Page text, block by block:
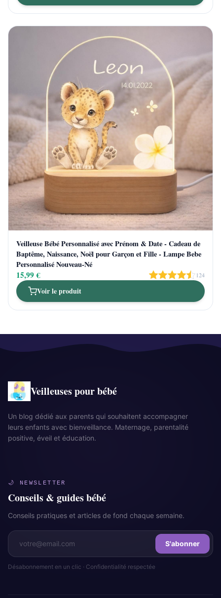
Veilleuse Bébé Personnalisé avec Prénom & Date - Cadeau de
Baptême, Naissance, Noël pour Garçon et Fille - Lampe Bebe
Personnalisé Nouveau-Né
15,99 € 124
Voir le produit
Veilleuses pour bébé
Un blog dédié aux parents qui souhaitent accompagner
leurs enfants avec bienveillance. Maternage, parentalité
positive, éveil et éducation.
🌙 NEWSLETTER
Conseils & guides bébé
Conseils pratiques et articles de fond chaque semaine.
S'abonner
Désabonnement en un clic · Confidentialité respectée